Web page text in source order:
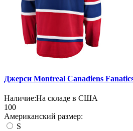
Джерси Montreal Canadiens
Наличие:На складе в США
100
Американский размер:
S